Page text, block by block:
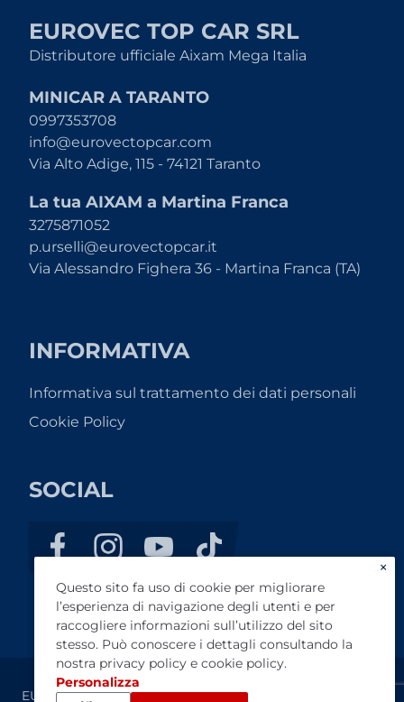
EUROVEC TOP CAR SRL
Distributore ufficiale Aixam Mega Italia
MINICAR A TARANTO
0997353708
info@eurovectopcar.com
Via Alto Adige, 115 - 74121 Taranto
La tua AIXAM a Martina Franca
3275871052
p.urselli@eurovectopcar.it
Via Alessandro Fighera 36 - Martina Franca (TA)
INFORMATIVA
Informativa sul trattamento dei dati personali
Cookie Policy
SOCIAL
EUROVEC TOP CAR SRL - C.F. / P.IVA: 01316320744 - REA
×
Questo sito fa uso di cookie per migliorare
l’esperienza di navigazione degli utenti e per
raccogliere informazioni sull’utilizzo del sito
stesso. Può conoscere i dettagli consultando la
nostra privacy policy e cookie policy.
Personalizza